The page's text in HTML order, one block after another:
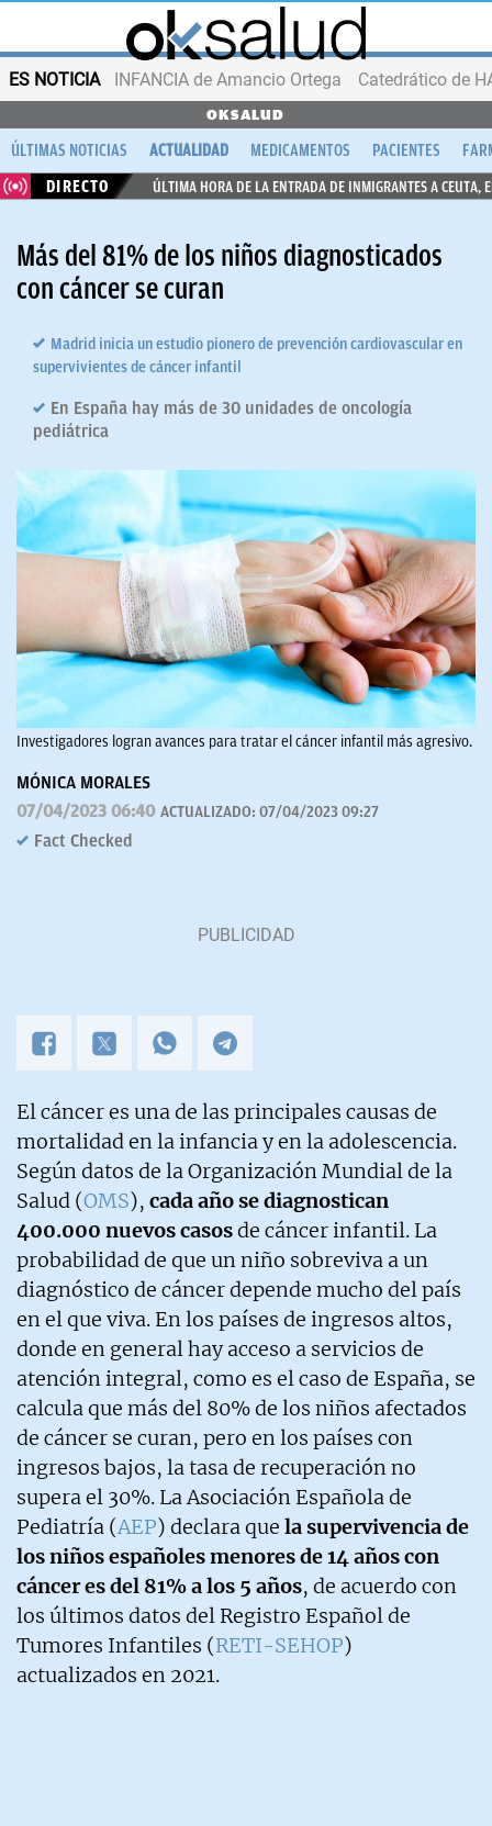
ES NOTICIA INFANCIA de Amancio Ortega
OKSALUD
ÚLTIMAS NOTICIAS ACTUALIDAD MEDICAMENTOS PACIENTES
DIRECTO
ÚLTIMA HORA DE LA ENTRADA DE INMIGRANTES A CEUTA,
Más del 81% de los niños diagnosticados
con cáncer se curan
Madrid inicia un estudio pionero de prevención cardiovascular en
supervivientes de cáncer infantil
En España hay más de 30 unidades de oncología
pediátrica
Investigadores logran avances para tratar el cáncer infantil más agresivo.
MÓNICA MORALES
07/04/2023 06:40 ACTUALIZADO: 07/04/2023 09:27
Fact Checked
El cáncer es una de las principales causas de
mortalidad en la infancia y en la adolescencia.
Según datos de la Organización Mundial de la
Salud (OMS), cada año se diagnostican
400.000 nuevos casosde cáncer infantil. La
probabilidad de que un niño sobreviva a un
diagnóstico de cáncer depende mucho del país
en el que viva. En los países de ingresos altos,
donde en general hay acceso a servicios de
atención integral, como es el caso de España, se
calcula que más del 80% de los niños afectados
de cáncer se curan, pero en los países con
ingresos bajos, la tasa de recuperación no
supera el 30%. La Asociación Española de
Pediatría (AEP) declara que la supervivencia de
los niños españoles menores de 14 años con
cáncer es del 81% a los 5 años, de acuerdo con
los últimos datos del Registro Español de
Tumores Infantiles (RETI-SEHOP)
actualizados en 2021.